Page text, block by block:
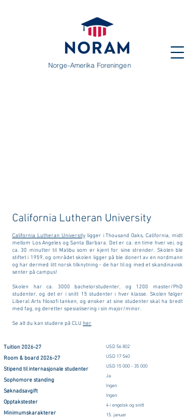
Norge-Amerika Foreningen
California Lutheran University
California Lutheran Universityligger i Thousand Oaks, California, midt
mellom Los Angeles og Santa Barbara. Det er ca. en time hver vei, og
ca. 30 minutter til Malibu som er kjent for sine strender. Skolen ble
stiftet i 1959, og området skolen ligger på ble donert av en nordmann
og har dermed litt norsk tilknytning - de har til og med et skandinavisk
senter på campus!
Skolen har ca. 3000 bachelorstudenter, og 1200 master/PhD
studenter, og det er i snitt 15 studenter i hver klasse. Skolen følger
Liberal Arts filosofi tanken, og ønsker at sine studenter skal ha bredt
med fag, og deretter spesialisering i sin major/minor.
Se alt du kan studere på CLU her
Tuition 2026-27
Room & board 2026-27
Stipend til internasjonale studenter
Sophomore standing
Søknadsavgift
Opptakstester
Minimumskarakterer
USD 56 802
USD 17 540
USD 15 000 - 35 000
Ja
Ingen
Ingen
4 i engelsk og snitt
15. januar